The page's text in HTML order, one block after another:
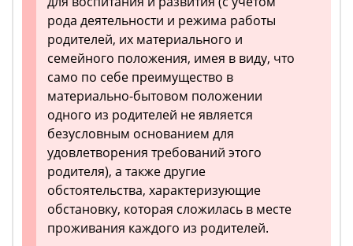
рода деятельности и режима работы
родителей, их материального и
семейного положения, имея в виду, что
само по себе преимущество в
материально-бытовом положении
одного из родителей не является
безусловным основанием для
удовлетворения требований этого
родителя), а также другие
обстоятельства, характеризующие
обстановку, которая сложилась в месте
проживания каждого из родителей.